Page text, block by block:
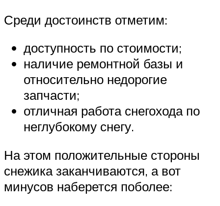
Среди достоинств отметим:
доступность по стоимости;
наличие ремонтной базы и
относительно недорогие
запчасти;
отличная работа снегохода по
неглубокому снегу.
На этом положительные стороны
снежика заканчиваются, а вот
минусов наберется поболее: